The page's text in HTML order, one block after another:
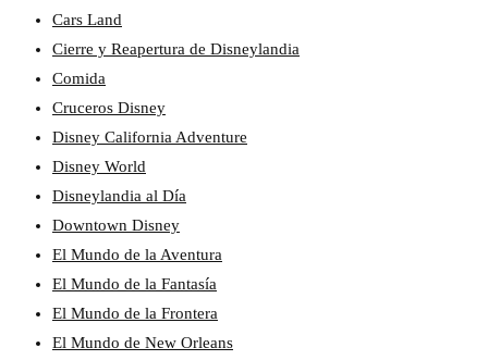
Cars Land
Cierre y Reapertura de Disneylandia
Comida
Cruceros Disney
Disney California Adventure
Disney World
Disneylandia al Día
Downtown Disney
El Mundo de la Aventura
El Mundo de la Fantasía
El Mundo de la Frontera
El Mundo de New Orleans